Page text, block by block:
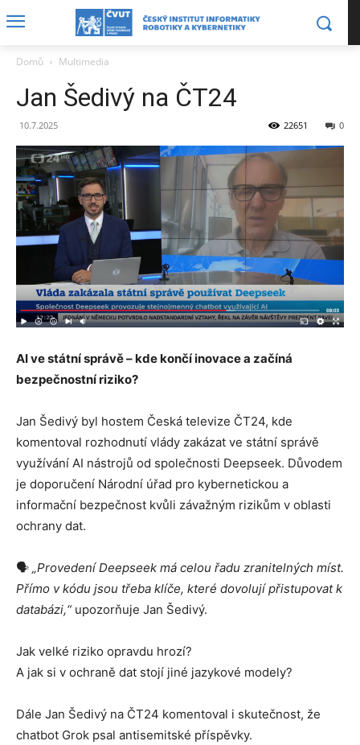
Domů Multimedia
Jan Šedivý na ČT24
10.7.2025 0
22651
AI ve státní správě – kde končí inovace a začíná
bezpečnostní riziko?
Jan Šedivý byl hostem Česká televize ČT24, kde
komentoval rozhodnutí vlády zakázat ve státní správě
využívání AI nástrojů od společnosti Deepseek. Důvodem
je doporučení Národní úřad pro kybernetickou a
informační bezpečnost kvůli závažným rizikům v oblasti
ochrany dat.
🗣️ „Provedení Deepseek má celou řadu zranitelných míst.
Přímo v kódu jsou třeba klíče, které dovolují přistupovat k
databázi,“upozorňuje Jan Šedivý.
Jak velké riziko opravdu hrozí?
A jak si v ochraně dat stojí jiné jazykové modely?
Dále Jan Šedivý na ČT24 komentoval i skutečnost, že
chatbot Grok psal antisemitské příspěvky.